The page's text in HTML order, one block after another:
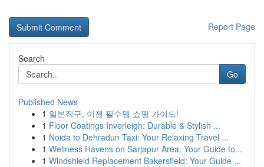
Report Page
Search
Go
Published News
1 일본직구, 이젠 필수템 쇼핑 가이드!
1 Floor Coatings Inverleigh: Durable & Stylish ...
1 Noida to Dehradun Taxi: Your Relaxing Travel ...
1 Wellness Havens on Sarjapur Area: Your Guide to...
1 Windshield Replacement Bakersfield: Your Guide ...